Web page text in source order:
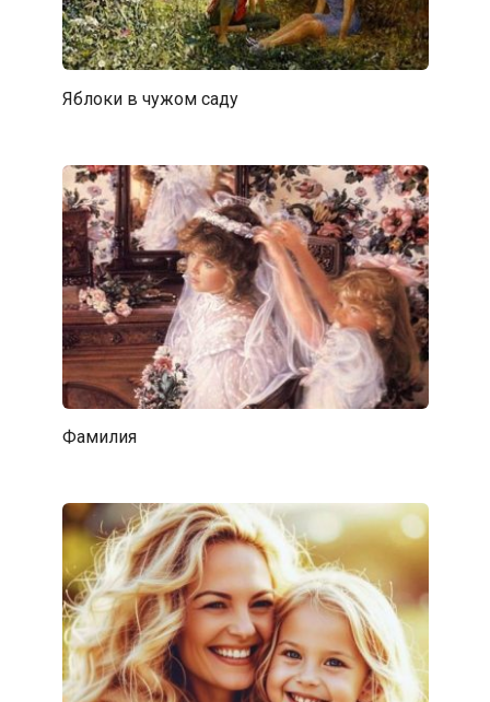
Яблоки в чужом саду
Фамилия